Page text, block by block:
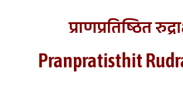
प्राणप्रतिष्ठित
Pranpratisthit